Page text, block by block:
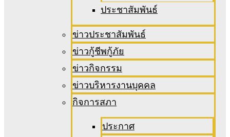
ประชาสัมพันธ์
ข่าวประชาสัมพันธ์
ข่าวกู้ชีพกู้ภัย
ข่าวกิจกรรม
ข่าวบริหารงานบุคคล
กิจการสภา
ประกาศ